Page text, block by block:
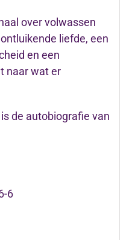
over volwassen
liefde, een
en een
naar wat er
de autobiografie van
6